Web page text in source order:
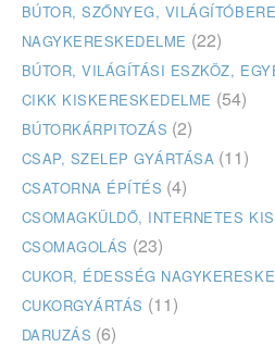
BÚTOR, SZŐNYEG,
NAGYKERESKEDELME (22)
BÚTOR, VILÁGÍTÁSI ESZKÖZ,
CIKK KISKERESKEDELME (54)
BÚTORKÁRPITOZÁS (2)
CSAP, SZELEP GYÁRTÁSA (11)
CSATORNA ÉPÍTÉS (4)
CSOMAGKÜLDŐ, INTERNETES
CSOMAGOLÁS (23)
CUKOR, ÉDESSÉG
CUKORGYÁRTÁS (11)
DARUZÁS (6)